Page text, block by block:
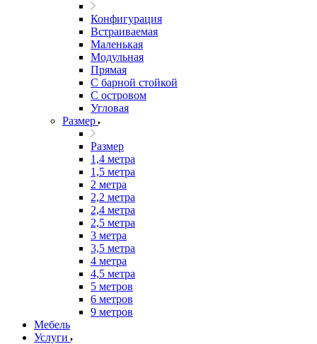
Конфигурация
Встраиваемая
Маленькая
Модульная
Прямая
С барной стойкой
С островом
Угловая
Размер
Размер
1,4 метра
1,5 метра
2 метра
2,2 метра
2,4 метра
2,5 метра
3 метра
3,5 метра
4 метра
4,5 метра
5 метров
6 метров
9 метров
Мебель
Услуги